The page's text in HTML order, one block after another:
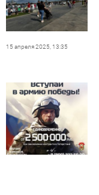
15 апреля 2025, 13:35